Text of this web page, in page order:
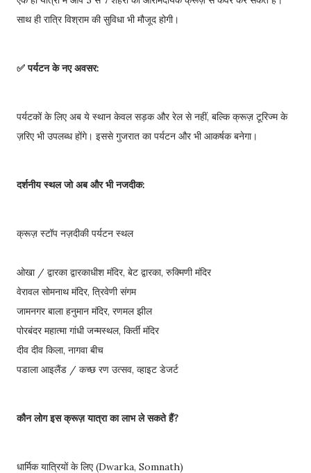
साथ ही रात्रि विश्राम की सुविधा भी मौजूद होगी।
✅ पर्यटन के नए अवसर:
पर्यटकों के लिए अब ये स्थान केवल सड़क और रेल से नहीं, बल्कि क्रूज़ टूरिज्म के
ज़रिए भी उपलब्ध होंगे। इससे गुजरात का पर्यटन और भी आकर्षक बनेगा।
दर्शनीय स्थल जो अब और भी नजदीक:
क्रूज़ स्टॉप नज़दीकी पर्यटन स्थल
ओखा / द्वारका द्वारकाधीश मंदिर, बेट द्वारका, रुक्मिणी मंदिर
वेरावल सोमनाथ मंदिर, त्रिवेणी संगम
जामनगर बाला हनुमान मंदिर, रणमल झील
पोरबंदर महात्मा गांधी जन्मस्थल, किर्ती मंदिर
दीव दीव किला, नागवा बीच
पडाला आइलैंड / कच्छ रण उत्सव, व्हाइट डेजर्ट
कौन लोगइसक्रूज़ यात्रा का लाभ ले सकते हैं?
धार्मिक यात्रियों के लिए (Dwarka, Somnath)